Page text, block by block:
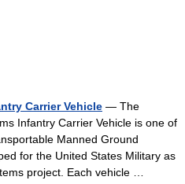
Carrier Vehicle — The
Infantry Carrier Vehicle is one of
Manned Ground
for the United States Military as
project. Each vehicle …